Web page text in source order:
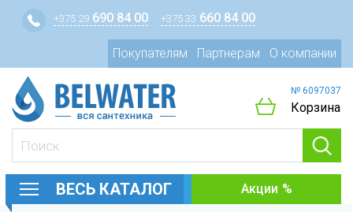
+375 29 690 84 00 +375 33 660 84 00
Покупателям Партнерам О компании
№ 6097037
Корзина
ВЕСЬ КАТАЛОГ Акции